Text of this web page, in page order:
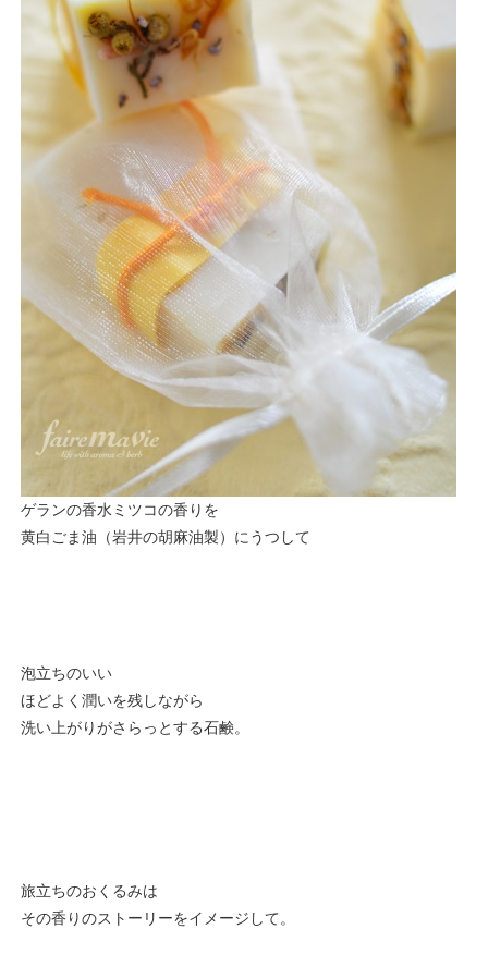
ゲランの香水ミツコの香りを
黄白ごま油（岩井の胡麻油製）にうつして
泡立ちのいい
ほどよく潤いを残しながら
洗い上がりがさらっとする石鹸。
旅立ちのおくるみは
その香りのストーリーをイメージして。